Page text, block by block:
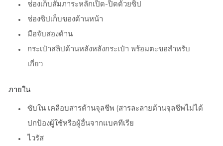
ช่องเก็บสัมภาระหลักเปิด-ปิดด้วยซิป
ช่องซิปเก็บของด้านหน้า
มือจับสองด้าน
กระเป๋าสลิปด้านหลังหลังกระเป๋า พร้อมตะขอสำหรับ
เกี่ยว
ภายใน
ซับใน เคลือบสารต้านจุลชีพ (สารละลายต้านจุลชีพไม่ได้
ปกป้องผู้ใช้หรือผู้อื่นจากแบคทีเรีย
ไวรัส